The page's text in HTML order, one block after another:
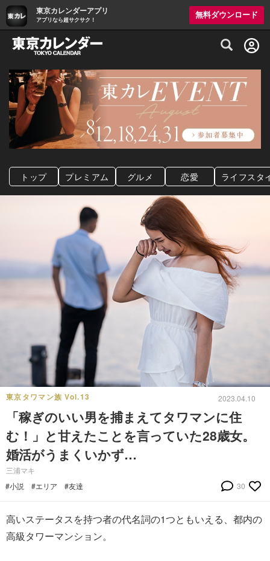
東京カレンダーアプリ
アプリなら超サクサク！
無料ダウンロード
グルメ情報・プレミアムレストラン予約
トップ プレミアム グルメ 恋愛 ライフスタ
東京タワマン族 Vol.13 2023.04.10
「稼ぎのいい男を捕まえてタワマンに住
む！」と甘えたことを言っていた28歳女。
婚活がうまくいかず…
三浦マキ
#小説
#エリア #友達 30
高いステータスを持つ者の代名詞の1つともいえる、都内の
高級タワーマンション。